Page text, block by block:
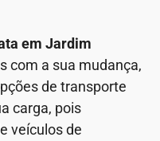
em Jardim
com a sua mudança,
de transporte
carga, pois
veículos de